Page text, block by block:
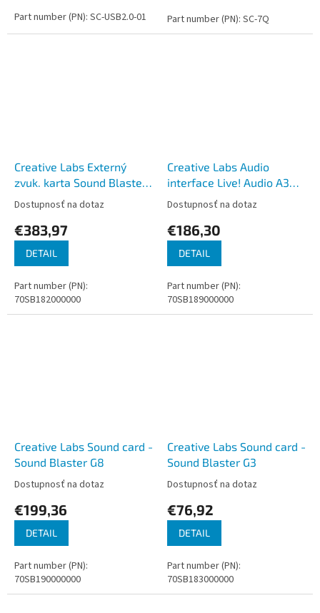
Part number (PN): SC-USB2.0-01 Part number (PN): SC-7Q
Creative Labs Externý
zvuk. karta Sound Blaster
Dostupnosť na dotaz
€383,97
DETAIL
Part number (PN):
70SB182000000
Creative Labs Audio
interface Live! Audio A3
Dostupnosť na dotaz
€186,30
DETAIL
Part number (PN):
70SB189000000
Creative Labs Sound card -
Sound Blaster G8
Dostupnosť na dotaz
€199,36
DETAIL
Part number (PN):
70SB190000000
Creative Labs Sound card -
Sound Blaster G3
Dostupnosť na dotaz
€76,92
DETAIL
Part number (PN):
70SB183000000